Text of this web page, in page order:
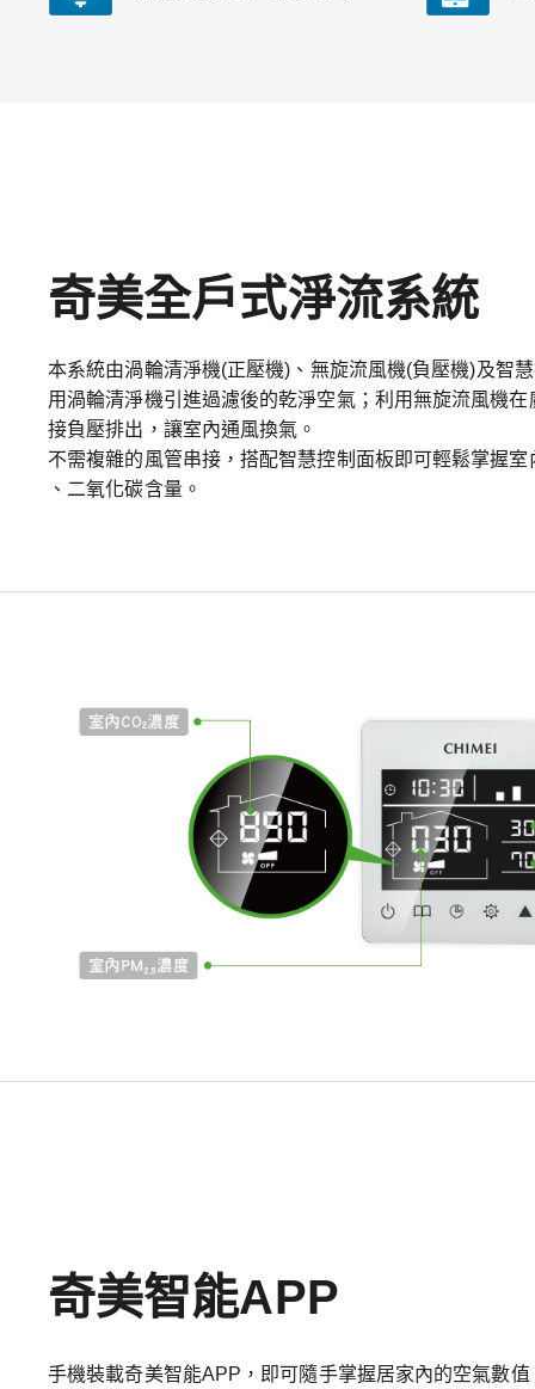
奇美全戶式淨流系統
本系統由渦輪清淨機(正壓機)、無旋流風機(負壓機)及智
用渦輪清淨機引進過濾後的乾淨空氣；利用無旋流風機
接負壓排出，讓室內通風換氣。
不需複雜的風管串接，搭配智慧控制面板即可輕鬆掌握
、二氧化碳含量。
奇美智能APP
手機裝載奇美智能APP，即可隨手掌握居家內的空氣數